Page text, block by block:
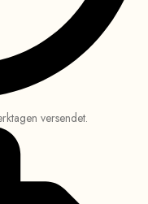
versendet.